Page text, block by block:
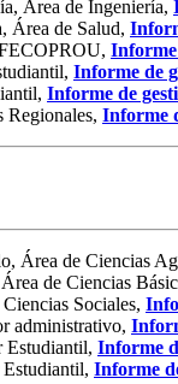
Área de Ingeniería,
Área de Salud,
Informe
Informe de
Informe de
Regionales, Informe
Área de Ciencias
de Ciencias
Sociales,
administrativo,
Estudiantil, Informe
Informe